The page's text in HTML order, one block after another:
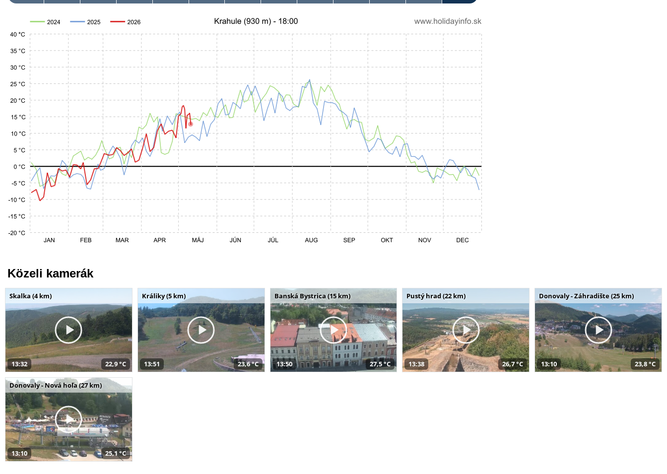
Közeli kamerák
Skalka (4 km)
13:32 22,9 °C
Králiky (5 km)
13:51 23,6 °C
Banská Bystrica (15 km)
13:50 27,5 °C
Pustý hrad (22 km)
13:38 26,7 °C
Donovaly - Záhradište (25 km)
13:10 23,8 °C
Donovaly - Nová hoľa (27 km)
13:10 25,1 °C